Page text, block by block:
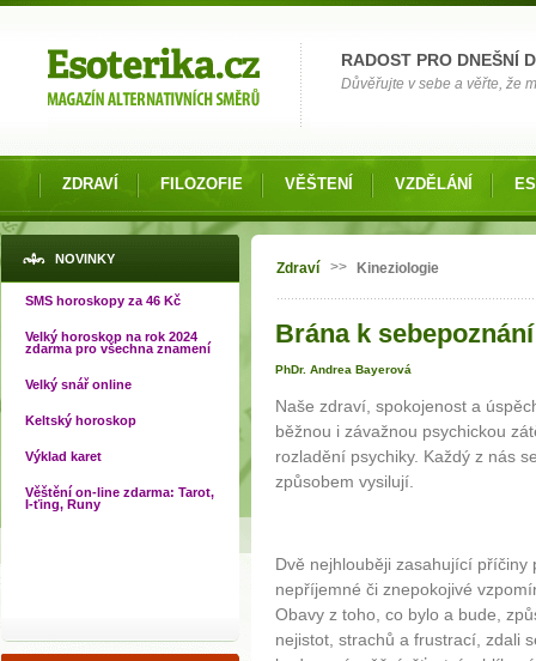
RADOST PRO DNEŠNÍ
Důvěřujte v sebe a věřte, že
ZDRAVÍ FILOZOFIE VĚŠTENÍ VZDĚLÁNÍ
NOVINKY
SMS horoskopy za 46 Kč
Velký horoskop na rok 2024
zdarma pro všechna znamení
Velký snář online
Keltský horoskop
Výklad karet
Věštění on-line zdarma: Tarot,
I-ťing, Runy
Jste zde
Zdraví >> Kineziologie
Brána k
PhDr. Andrea Bayerová
Naše zdraví, spokojenost a
běžnou i závažnou psychickou
rozladění psychiky. Každý z nás
způsobem vysilují.
Dvě nejhlouběji zasahující
nepříjemné či znepokojivé
Obavy z toho, co bylo a bude,
nejistot, strachů a frustrací, zdali